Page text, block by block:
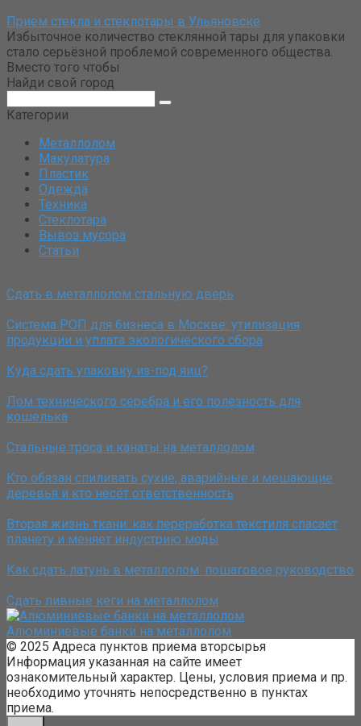
Прием стекла и стеклотары в Ульяновске
Избыточное количество стеклянной тары для упаковки
стало серьёзной проблемой современного общества.
Вместо того чтобы
Найди свой город
Категории
Металлолом
Макулатура
Пластик
Одежда
Техника
Стеклотара
Вывоз мусора
Статьи
Сдать в металлолом стальную дверь
Система РОП для бизнеса в Москве: утилизация
продукции и уплата экологического сбора
Куда сдать упаковку из-под яиц?
Лом технического серебра и его полезность для
кошелька
Стальные троса и канаты на металлолом
Кто обязан спиливать сухие, аварийные и мешающие
деревья и кто несёт ответственность
Вторая жизнь ткани: как переработка текстиля спасает
планету и меняет индустрию моды
Как сдать латунь в металлолом: пошаговое руководство
Сдать пивные кеги на металлолом
Алюминиевые банки на металлолом
© 2025 Адреса пунктов приема вторсырья
Информация указанная на сайте имеет
ознакомительный характер. Цены, условия приема и пр.
необходимо уточнять непосредственно в пунктах
приема.